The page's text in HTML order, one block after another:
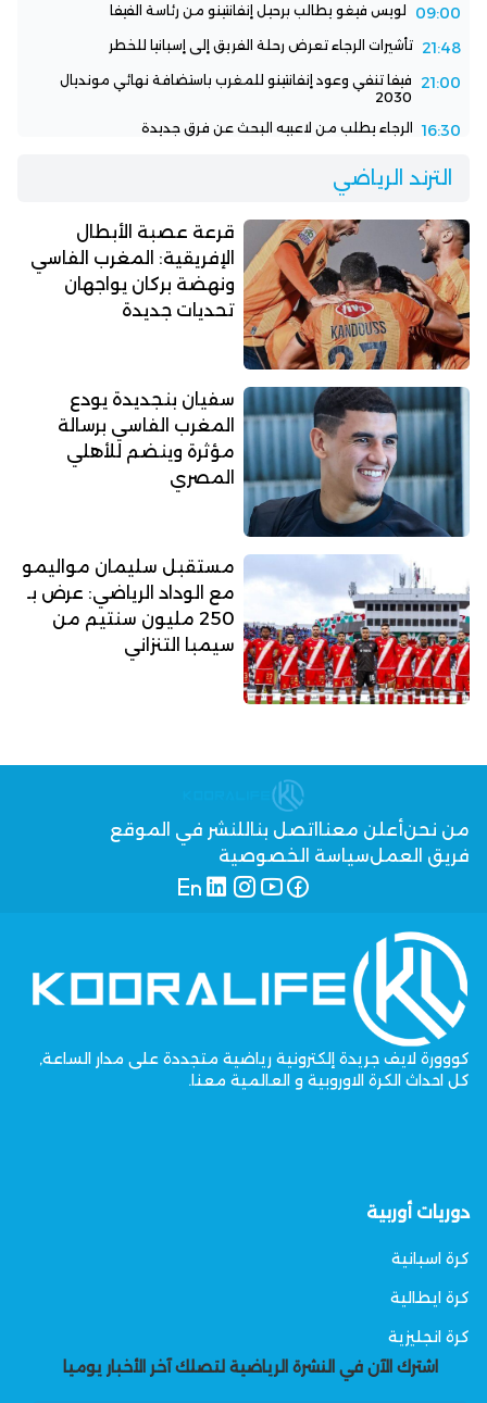
09:00 لويس فيغو يطالب برحيل إنفانتينو من رئاسة الفيفا
21:48 تأشيرات الرجاء تعرض رحلة الفريق إلى إسبانيا للخطر
21:00
فيفا تنفي وعود إنفانتينو للمغرب باستضافة نهائي مونديال
2030
16:30 الرجاء يطلب من لاعبيه البحث عن فرق جديدة
الترند الرياضي
قرعة عصبة الأبطال
الإفريقية: المغرب الفاسي
ونهضة بركان يواجهان
تحديات جديدة
سفيان بنجديدة يودع
المغرب الفاسي برسالة
مؤثرة وينضم للأهلي
المصري
مستقبل سليمان مواليمو
مع الوداد الرياضي: عرض بـ
250 مليون سنتيم من
سيمبا التنزاني
من نحنأعلن معنا اتصل بنا للنشر في الموقع
فريق العملسياسة الخصوصية
كووورة لايف جريدة إلكترونية رياضية متجددة على مدار الساعة,
كل احداث الكرة الاوروبية و العالمية معنا.
دوريات أوربية
كرة اسبانية
كرة ايطالية
كرة انجليزية
اشترك الآن في النشرة الرياضية لتصلك آخر الأخبار يوميا